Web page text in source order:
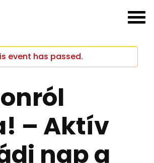
event has passed.
– Aktív
nap a